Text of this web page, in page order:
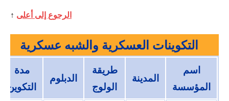
الرجوع إلى أعلى ↑
التكوينات العسكرية والشبه عسكرية
اسم
المؤسسة
المدينة
طريقة
الولوج
الدبلوم
مدة
التكوين